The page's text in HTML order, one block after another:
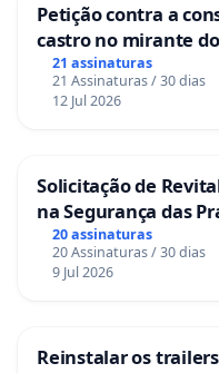
Petição contra a
castro no mirante
21 assinaturas
21 Assinaturas / 30 dias
12 Jul 2026
Solicitação de
na Segurança das
Sete Ilhas
20 assinaturas
20 Assinaturas / 30 dias
9 Jul 2026
Reinstalar os